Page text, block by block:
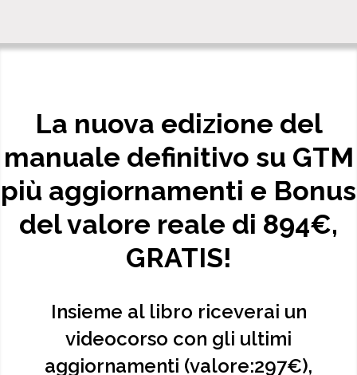
La nuova edizione del
manuale definitivo su GTM
più aggiornamenti e Bonus
del valore reale di 894€,
GRATIS!
Insieme al libro riceverai un
videocorso con gli ultimi
aggiornamenti (valore:297€),